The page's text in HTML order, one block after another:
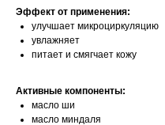
Эффект от применения:
улучшает микроциркуляцию
увлажняет
питает и смягчает кожу
Активные компоненты:
масло ши
масло миндаля